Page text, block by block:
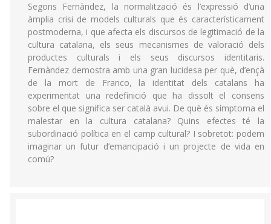
Segons Fernàndez, la normalització és l’expressió d’una
àmplia crisi de models culturals que és característicament
postmoderna, i que afecta els discursos de legitimació de la
cultura catalana, els seus mecanismes de valoració dels
productes culturals i els seus discursos identitaris.
Fernàndez demostra amb una gran lucidesa per què, d’ençà
de la mort de Franco, la identitat dels catalans ha
experimentat una redefinició que ha dissolt el consens
sobre el que significa ser català avui. De què és símptoma el
malestar en la cultura catalana? Quins efectes té la
subordinació política en el camp cultural? I sobretot: podem
imaginar un futur d’emancipació i un projecte de vida en
comú?